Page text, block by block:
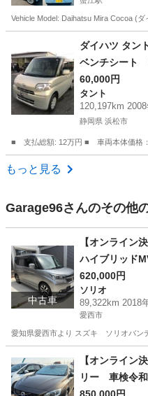
Vehicle Model: Daihatsu Mira Cocoa (
蟹江駅
ダイハツ タ
ベンチシート
ウ 運転席エア
付）
60,000円
タント
120,197km
静岡県 浜松市
■ 支払総額: 12万円 ■ 車両本体価
静岡 浜松市
もっと見る
Garage96さんのその他
中古車
【オンライン
ハイブリッド
620,000円
ソリオ
89,322km 2018
愛西市
愛知県愛西市より スズキ ソリオバン
ソリオ
【オンライン
リー 車検令和